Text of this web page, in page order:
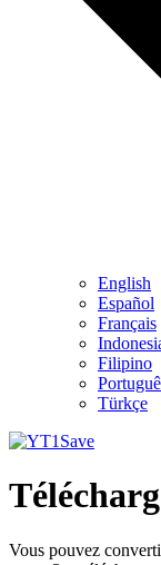
English
Español
Français
Filipino
Türkçe
Vous pouvez